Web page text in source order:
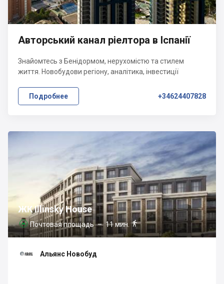
Авторський канал ріелтора в Іспанії
Знайомтесь з Бенідормом, нерухомістю та стилем
життя. Новобудови регіону, аналітика, інвестиції
Подробнее +34624407828
ЖК Illinsky House
 Почтовая площадь– 11 мин.
Альянс Новобуд